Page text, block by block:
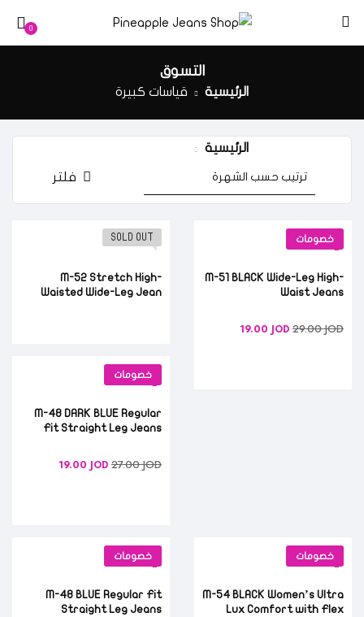
0
التسوق
الرئيسية قياسات كبيرة
الرئيسية
فلتر
خصومات
M-51 BLACK Wide-Leg High-
Waist Jeans
29.00JOD
19.00 JOD
SOLD OUT
M-52 Stretch High-
Waisted Wide-Leg Jean
خصومات
M-48 DARK BLUE Regular
Fit Straight Leg Jeans
27.00JOD
19.00 JOD
خصومات
M-54 BLACK Women’s Ultra
Lux Comfort with Flex
خصومات
M-48 BLUE Regular Fit
Straight Leg Jeans